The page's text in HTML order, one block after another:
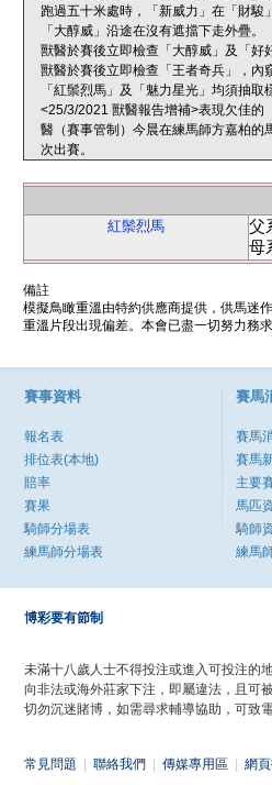
跑過五十米處時，「新威力」在「財駿
「大醇威」沿途在沒有遮擋下走外疊。
獸醫於賽後立即檢查「大醇威」及「好
獸醫於賽後立即檢查「王者奇兵」，內
「紅鬃烈馬」及「魅力星光」均須抽取
<25/3/2021 獸醫報告增補>表現欠佳的
醫（賽事管制）今晨在練馬師方嘉柏的
次出賽。
紅鬃烈馬
父
母
備註
模擬鳥瞰重溫由特約供應商提供，供馬迷
重溫片段出現偏差。本會已盡一切努力務
賽事資料
報名表
排位表(本地)
賠率
賽果
騎師分場表
練馬師分場表
賽馬
賽馬
賽馬
主要
馬匹
騎師
練馬
博彩要有節制
未滿十八歲人士不得投注或進入可投注的地
向非法或海外莊家下注，即屬違法，且可被
切勿沉迷賭博，如需尋求輔導協助，可致
常見問題 聯絡我們 傳媒專用區 網